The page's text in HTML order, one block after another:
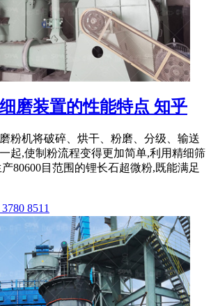
磨装置的性能特点 知乎
粉机将破碎、烘干、粉磨、分级、输送
起,使制粉流程变得更加简单,利用精细筛
80600目范围的锂长石超微粉,既能满足
8511